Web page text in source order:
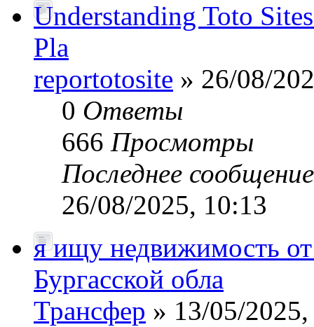
Understanding Toto
Pla
reportotosite » 26/08/
0 Ответы
666 Просмотры
Последнее
26/08/2025, 10:13
я ищу недвижимость от
Бургасской обла
Трансфер » 13/05/